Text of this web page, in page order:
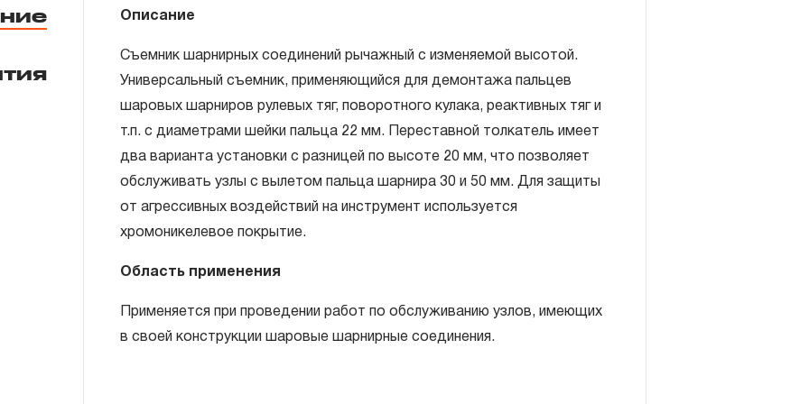
Описание
Съемник шарнирных соединений рычажный с изменяемой высотой.
Универсальный съемник, применяющийся для демонтажа пальцев
шаровых шарниров рулевых тяг, поворотного кулака, реактивных тяг и
т.п. с диаметрами шейки пальца 22 мм. Переставной толкатель имеет
два варианта установки с разницей по высоте 20 мм, что позволяет
обслуживать узлы с вылетом пальца шарнира 30 и 50 мм. Для защиты
от агрессивных воздействий на инструмент используется
хромоникелевое покрытие.
Область применения
Применяется при проведении работ по обслуживанию узлов, имеющих
в своей конструкции шаровые шарнирные соединения.
ГАРАНТИЙНЫЕ ОБЯЗАТЕЛЬСТВА.
Понятие «ПОЖИЗНЕННАЯ ГАРАНТИЯ».
ремонт вышедшего из строя инструмента, если при проведении
использовал при изготовлении изделия некачественные материалы или
нарушал технологию в процессе его производства.